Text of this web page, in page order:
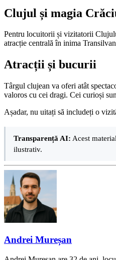
Clujul și magia
Pentru locuitorii și vizitatorii
atracție centrală în inima
Atracții și bucurii
Târgul clujean va oferi atât
valoros cu cei dragi. Cei curioși
Așadar, nu uitați să includeți o
Transparență AI: Acest
ilustrativ.
Andrei Mureșan